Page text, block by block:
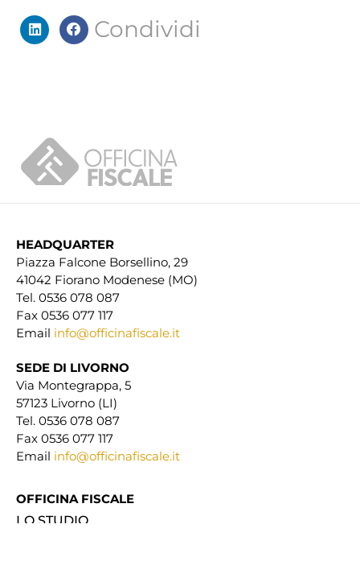
Condividi
HEADQUARTER
Piazza Falcone Borsellino, 29
41042 Fiorano Modenese (MO)
Tel. 0536 078 087
Fax 0536 077 117
Email info@officinafiscale.it
SEDE DI LIVORNO
Via Montegrappa, 5
57123 Livorno (LI)
Tel. 0536 078 087
Fax 0536 077 117
Email info@officinafiscale.it
OFFICINA FISCALE
LO STUDIO